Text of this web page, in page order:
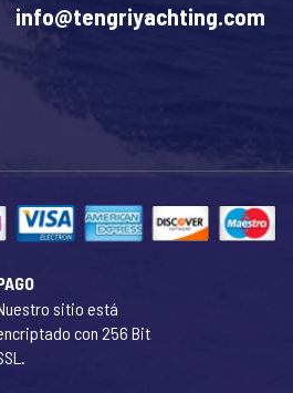
info@tengriyachting.com
sitio está
con 256 Bit